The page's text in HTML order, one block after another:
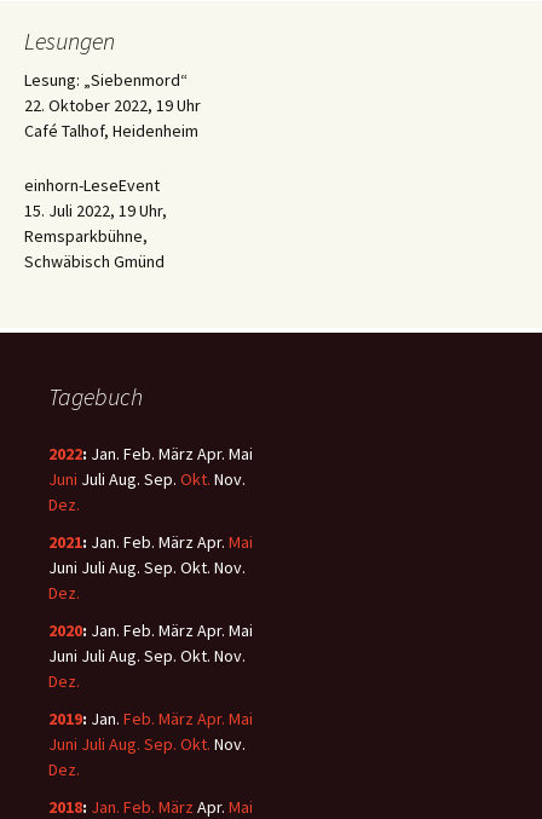
Lesungen
Lesung: „Siebenmord“
22. Oktober 2022, 19 Uhr
Café Talhof, Heidenheim
einhorn-LeseEvent
15. Juli 2022, 19 Uhr,
Remsparkbühne,
Schwäbisch Gmünd
Tagebuch
2022: Jan. Feb. MärzApr. Mai
Juni Juli Aug. Sep. Okt. Nov.
Dez.
2021: Jan. Feb. MärzApr. Mai
Juni Juli Aug. Sep. Okt. Nov.
Dez.
2020: Jan. Feb. MärzApr. Mai
Juni Juli Aug. Sep. Okt. Nov.
Dez.
2019: Jan. Feb. März Apr. Mai
Juni Juli Aug. Sep. Okt. Nov.
Dez.
2018: Jan. Feb. März Apr. Mai